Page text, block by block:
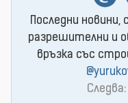
Последни
разрешителни и
връзка със